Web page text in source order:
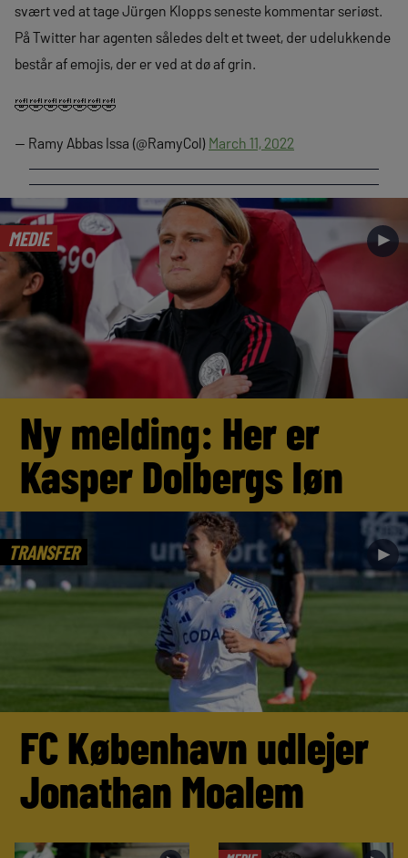
svært ved at tage Jürgen Klopps seneste kommentar seriøst.
På Twitter har agenten således delt et tweet, der udelukkende
består af emojis, der er ved at dø af grin.
🤣🤣🤣🤣🤣🤣🤣
— Ramy Abbas Issa (@RamyCol) March 11, 2022
MEDIE ►
Ny melding: Her er
Kasper Dolbergs løn
TRANSFER ►
FC København udlejer
Jonathan Moalem